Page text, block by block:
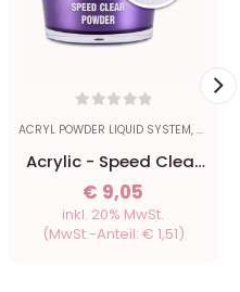
ACRYL POWDER LIQUID SYSTEM,
Acrylic - Speed Clear
Powder 15ml
€ 9,05
inkl. 20% MwSt.
(MwSt.-Anteil: € 1,51)